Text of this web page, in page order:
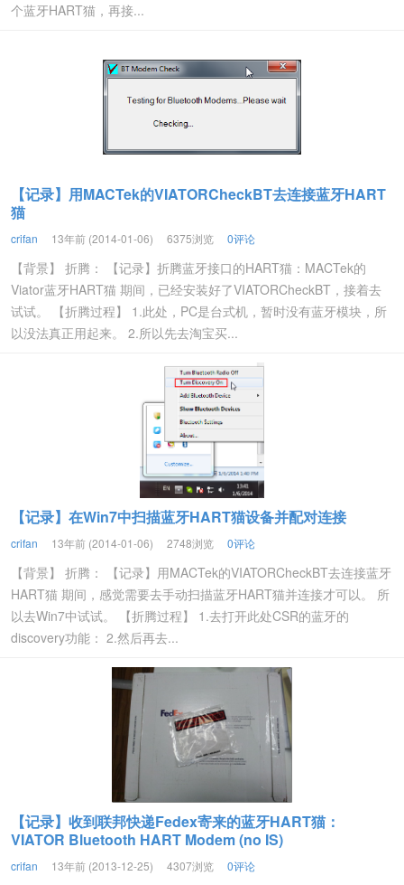
个蓝牙HART猫，再接...
【记录】用MACTek的VIATORCheckBT去连接蓝牙HART
猫
crifan 13年前 (2014-01-06) 6375浏览 0评论
【背景】 折腾： 【记录】折腾蓝牙接口的HART猫：MACTek的
Viator蓝牙HART猫 期间，已经安装好了VIATORCheckBT，接着去
试试。 【折腾过程】 1.此处，PC是台式机，暂时没有蓝牙模块，所
以没法真正用起来。 2.所以先去淘宝买...
【记录】在Win7中扫描蓝牙HART猫设备并配对连接
crifan 13年前 (2014-01-06) 2748浏览 0评论
【背景】 折腾： 【记录】用MACTek的VIATORCheckBT去连接蓝牙
HART猫 期间，感觉需要去手动扫描蓝牙HART猫并连接才可以。 所
以去Win7中试试。 【折腾过程】 1.去打开此处CSR的蓝牙的
discovery功能： 2.然后再去...
【记录】收到联邦快递Fedex寄来的蓝牙HART猫：
VIATOR Bluetooth HART Modem (no IS)
crifan 13年前 (2013-12-25) 4307浏览 0评论